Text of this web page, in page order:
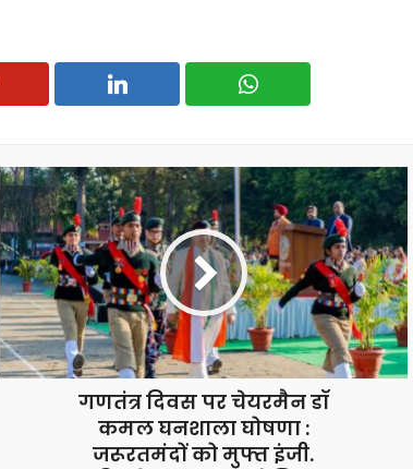
गणतंत्र दिवस पर चेयरमैन डॉ
कमल घनशाला घोषणा :
जरूरतमंदों को मुफ्त इंजी.